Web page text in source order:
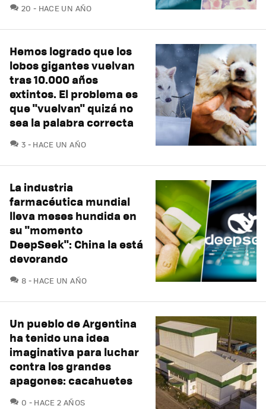
20 COMENTARIOS
HACE UN AÑO
Hemos logrado que los
lobos gigantes vuelvan
tras 10.000 años
extintos. El problema es
que "vuelvan" quizá no
sea la palabra correcta
3 COMENTARIOS
HACE UN AÑO
La industria
farmacéutica mundial
lleva meses hundida en
su "momento
DeepSeek": China la está
devorando
8 COMENTARIOS
HACE UN AÑO
Un pueblo de Argentina
ha tenido una idea
imaginativa para luchar
contra los grandes
apagones: cacahuetes
0 COMENTARIOS
HACE 2 AÑOS